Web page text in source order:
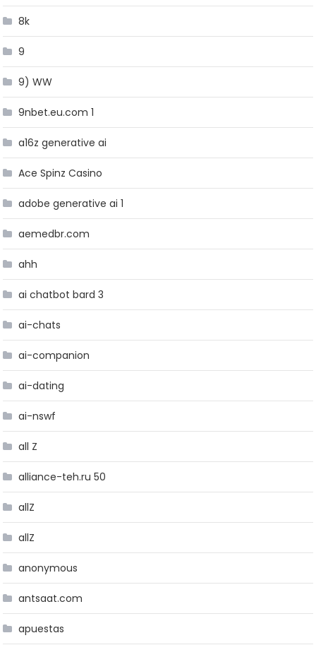
8k
9
9) WW
9nbet.eu.com 1
a16z generative ai
Ace Spinz Casino
adobe generative ai 1
aemedbr.com
ahh
ai chatbot bard 3
ai-chats
ai-companion
ai-dating
ai-nswf
all Z
alliance-teh.ru 50
allZ
allZ
anonymous
antsaat.com
apuestas